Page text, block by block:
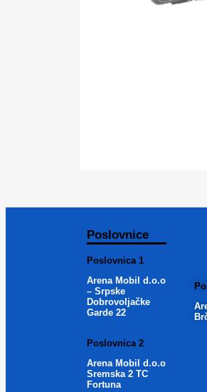
Poslovnice
Poslovnica 1
Arena Mobil d.o.o
– Srpske
Dobrovoljačke
Garde 22
Poslovnica 2
Arena Mobil d.o.o
Sremska 2 TC
Fortuna